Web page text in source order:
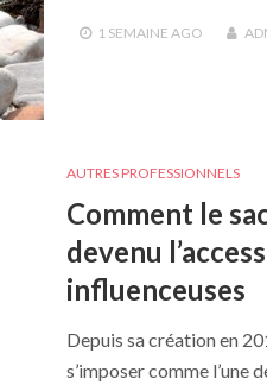
1 SEMAINE AGO
AUTRES PROFESSIONNELS
Comment le
devenu
influenceuses
Depuis sa création en
s’imposer comme l’une